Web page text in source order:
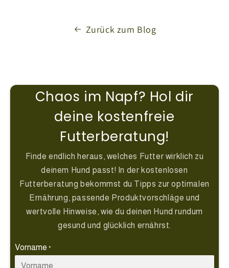
Zurück zum Blog
Chaos im Napf? Hol dir
deine kostenfreie
Futterberatung!
Finde endlich heraus, welches Futter wirklich zu
deinem Hund passt! In der kostenlosen
Futterberatung bekommst du Tipps zur optimalen
Ernährung, passende Produktvorschläge und
wertvolle Hinweise, wie du deinen Hund rundum
gesund und glücklich ernährst.
Vorname *